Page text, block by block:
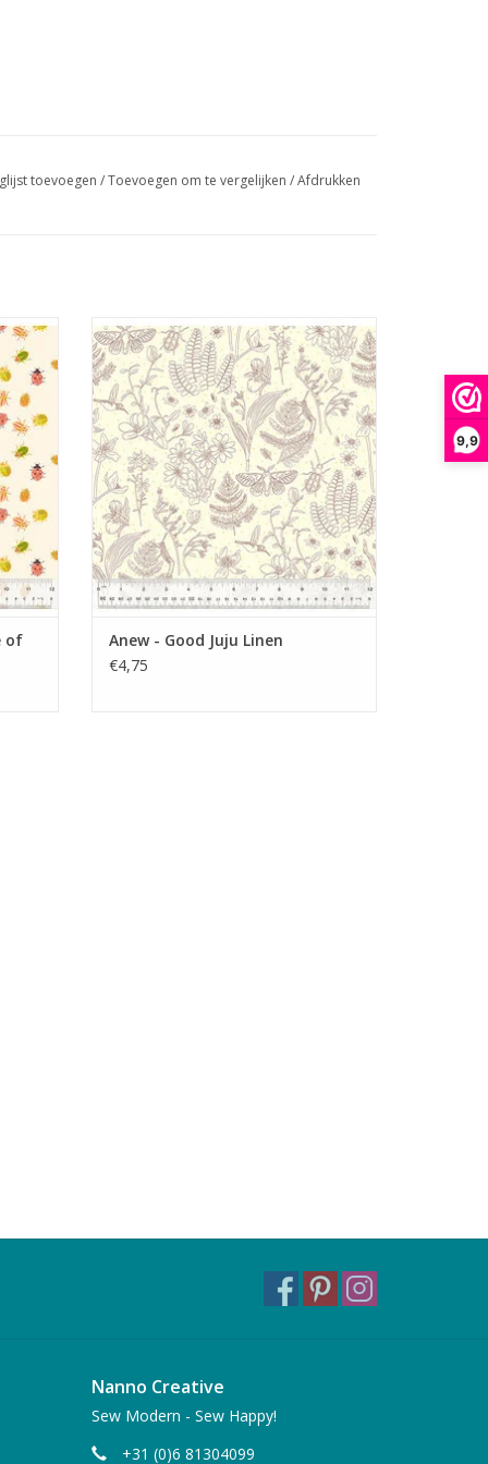
9,9
toevoegen /Toevoegen om te vergelijken /Afdrukken
of
ecru met lijntekening van bladeren,
bloemen en insecten
TOEVOEGEN AAN WINKELWAGEN
Anew - Good Juju Linen
€4,75
Nanno Creative
Sew Modern - Sew Happy!
+31 (0)6 81304099